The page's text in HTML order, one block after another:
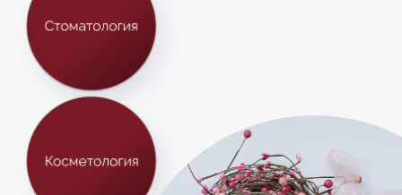
Основана в 2003 году.
Уже третье поколение наших пациентов
выбирает качество со знаком Avroraclinic
Мы знаем, что пациенты любят подарки,
и поэтому создаем специальные
предложения с приятными бонусами.